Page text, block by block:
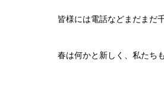
皆様には電話などまだまだ
春は何かと新しく、私たち